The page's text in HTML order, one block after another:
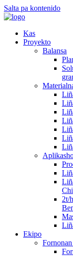
Salta pa kontenido
Kas
Proyekto
Balansa
2t/
Ekipo